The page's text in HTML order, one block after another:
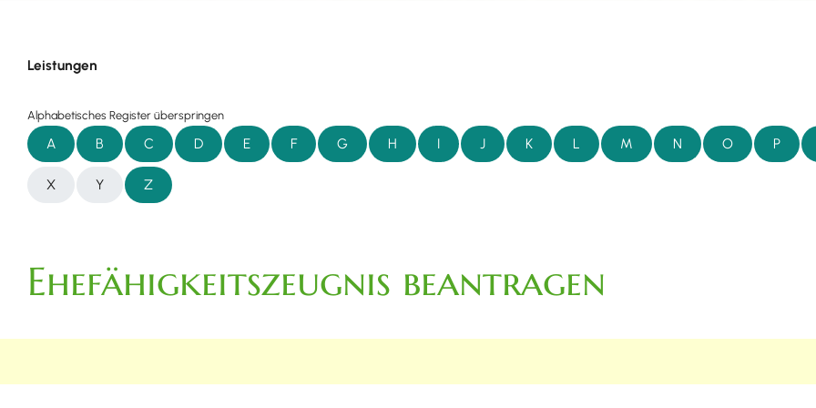
Leistungen
Alphabetisches Register überspringen
A B C D E F G H I J K L M N O P
X Y Z
Ehefähigkeitszeugnis beantragen